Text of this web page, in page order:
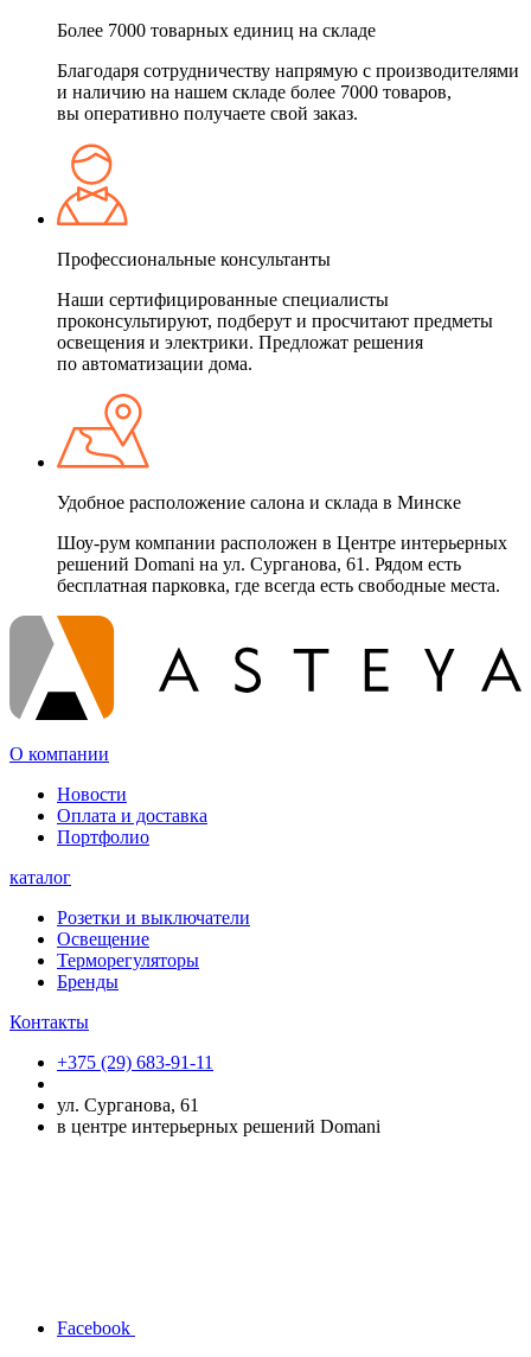
Более 7000 товарных единиц на складе
Благодаря сотрудничеству напрямую с производителями
и наличию на нашем складе более 7000 товаров,
вы оперативно получаете свой заказ.
Профессиональные консультанты
Наши сертифицированные специалисты
проконсультируют, подберут и просчитают предметы
освещения и электрики. Предложат решения
по автоматизации дома.
Удобное расположение салона и склада в Минске
Шоу-рум компании расположен в Центре интерьерных
решений Domani на ул. Сурганова, 61. Рядом есть
бесплатная парковка, где всегда есть свободные места.
О компании
Новости
Оплата и доставка
Портфолио
каталог
Розетки и выключатели
Освещение
Терморегуляторы
Бренды
Контакты
+375 (29) 683-91-11
ул. Сурганова, 61
в центре интерьерных решений Domani
Facebook